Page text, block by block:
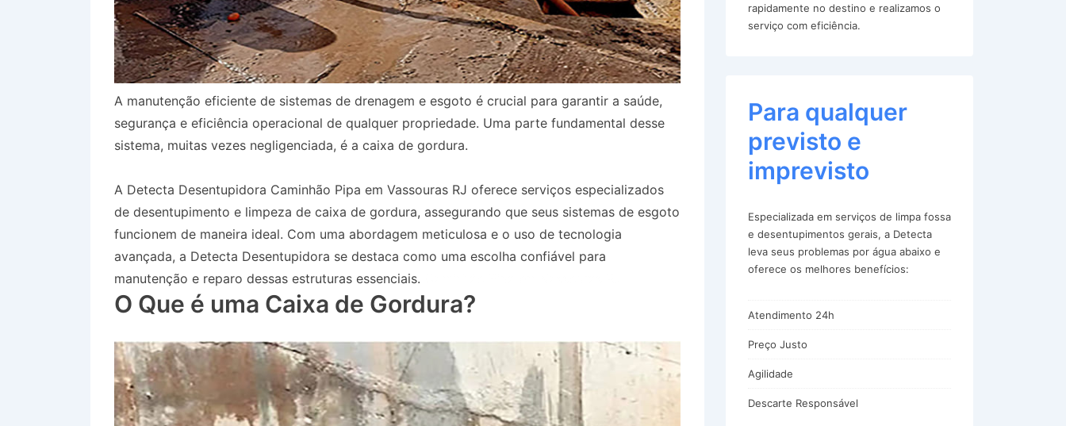
A manutenção eficiente de sistemas de drenagem e esgoto é crucial para garantir a saúde,
segurança e eficiência operacional de qualquer propriedade. Uma parte fundamental desse
sistema, muitas vezes negligenciada, é a caixa de gordura.
A Detecta Desentupidora Caminhão Pipa em Vassouras RJ oferece serviços especializados
de desentupimento e limpeza de caixa de gordura, assegurando que seus sistemas de esgoto
funcionem de maneira ideal. Com uma abordagem meticulosa e o uso de tecnologia
avançada, a Detecta Desentupidora se destaca como uma escolha confiável para
manutenção e reparo dessas estruturas essenciais.
O Que é uma Caixa de Gordura?
rapidamente no destino e realizamos o
serviço com eficiência.
Para qualquer
previsto e
imprevisto
Especializada em serviços de limpa fossa
e desentupimentos gerais, a Detecta
leva seus problemas por água abaixo e
oferece os melhores benefícios:
Atendimento 24h
Preço Justo
Agilidade
Descarte Responsável